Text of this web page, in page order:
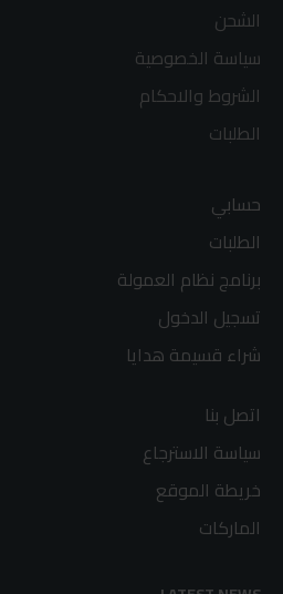
الشحن
سياسة الخصوصية
الشروط والاحكام
الطلبات
حسابي
الطلبات
برنامج نظام العمولة
تسجيل الدخول
شراء قسيمة هدايا
اتصل بنا
سياسة الاسترجاع
خريطة الموقع
الماركات